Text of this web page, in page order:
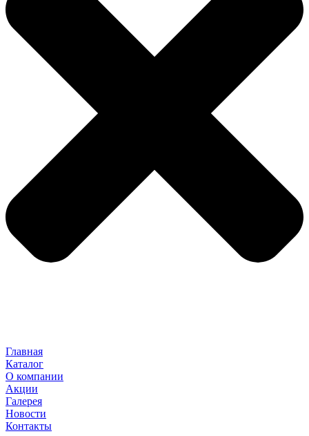
Главная
Каталог
О компании
Акции
Галерея
Новости
Контакты